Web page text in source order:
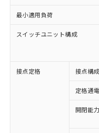
最小適用負荷
スイッチユニット構成
接点定格 接点構成
定格通
開閉能
※1 対応状況
対応済み：
非含有に対応し
対応予定：EU